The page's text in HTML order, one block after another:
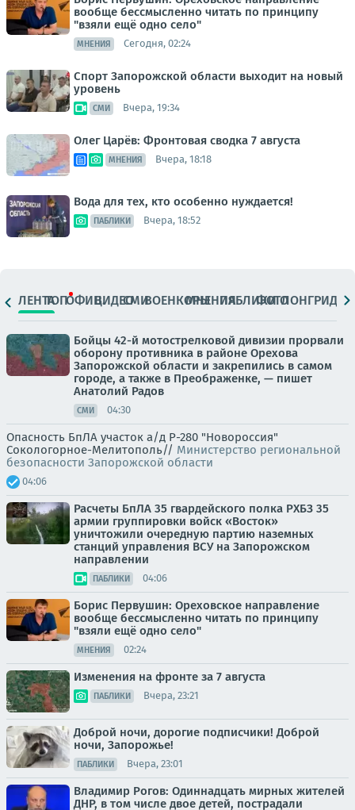
вообще бессмысленно читать по принципу
"взяли ещё одно село"
МНЕНИЯ Сегодня, 02:24
Спорт Запорожской области выходит на новый
уровень
СМИ Вчера, 19:34
Олег Царёв: Фронтовая сводка 7 августа
МНЕНИЯ Вчера, 18:18
Вода для тех, кто особенно нуждается!
ПАБЛИКИ Вчера, 18:52
ЛЕНТАТОПОФИЦ.ВИДЕОСМИВОЕНКОРЫМНЕНИЯПАБЛИКИ
ФОТОЛОНГРИДЫ
Бойцы 42-й мотострелковой дивизии прорвали
оборону противника в районе Орехова
Запорожской области и закрепились в самом
городе, а также в Преображенке, — пишет
Анатолий Радов
СМИ 04:30
Опасность БпЛА участок а/д Р-280 "Новороссия"
Сокологорное-Мелитополь// Министерство региональной
безопасности Запорожской области
04:06
Расчеты БпЛА 35 гвардейского полка РХБЗ 35
армии группировки войск «Восток»
уничтожили очередную партию наземных
станций управления ВСУ на Запорожском
направлении
ПАБЛИКИ 04:06
Борис Первушин: Ореховское направление
вообще бессмысленно читать по принципу
"взяли ещё одно село"
МНЕНИЯ 02:24
Изменения на фронте за 7 августа
ПАБЛИКИ Вчера, 23:21
Доброй ночи, дорогие подписчики! Доброй
ночи, Запорожье!
ПАБЛИКИ Вчера, 23:01
Владимир Рогов: Одиннадцать мирных жителей
ДНР, в том числе двое детей, пострадали